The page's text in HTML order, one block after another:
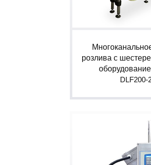
розлива с
DLF200-